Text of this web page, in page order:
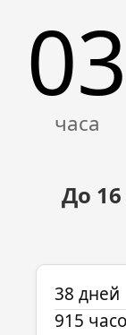
03
До 16
38 дней
915